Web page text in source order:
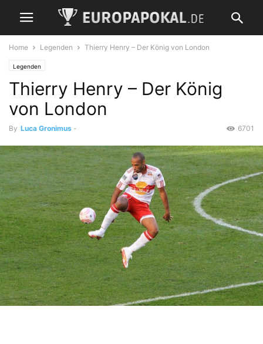
Home Legenden Thierry Henry – Der König von London
Legenden
Thierry Henry – Der König
von London
By Luca Gronimus - 6701